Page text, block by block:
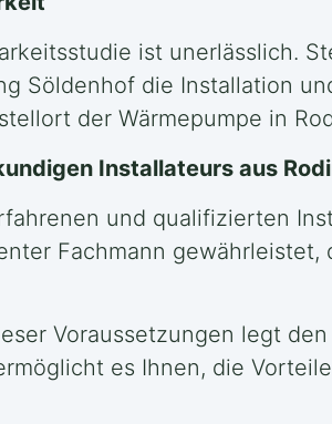
ist unerlässlich.
Söldenhof die Installation
der Wärmepumpe in
Installateurs aus
und qualifizierten
Fachmann
Voraussetzungen legt
es Ihnen, die